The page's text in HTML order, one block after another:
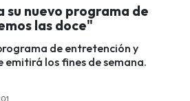
su nuevo programa de
las doce"
de entretención y
emitirá los fines de semana.